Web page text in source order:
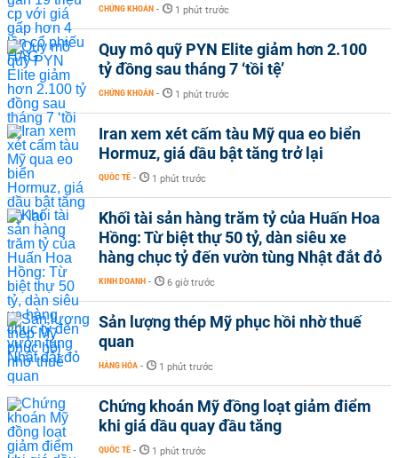
CHỨNG KHOÁN - 1 phút trước
Quy mô quỹ PYN Elite giảm hơn 2.100
tỷ đồng sau tháng 7 ‘tồi tệ’
CHỨNG KHOÁN - 1 phút trước
Iran xem xét cấm tàu Mỹ qua eo biển
Hormuz, giá dầu bật tăng trở lại
QUỐC TẾ - 1 phút trước
Khối tài sản hàng trăm tỷ của Huấn Hoa
Hồng: Từ biệt thự 50 tỷ, dàn siêu xe
hàng chục tỷ đến vườn tùng Nhật đắt đỏ
KINH DOANH - 6 giờ trước
Sản lượng thép Mỹ phục hồi nhờ thuế
quan
HÀNG HÓA - 1 phút trước
Chứng khoán Mỹ đồng loạt giảm điểm
khi giá dầu quay đầu tăng
QUỐC TẾ - 1 phút trước